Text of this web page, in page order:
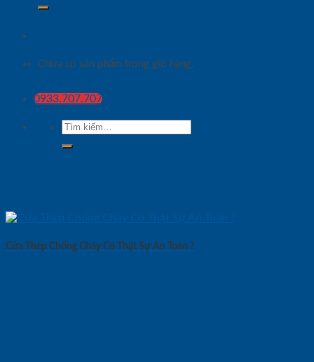
Chưa có sản phẩm trong giỏ hàng.
0933.707.707
Tìm
kiếm:
Cửa Thép Chống Cháy Có Thật Sự An Toàn ?